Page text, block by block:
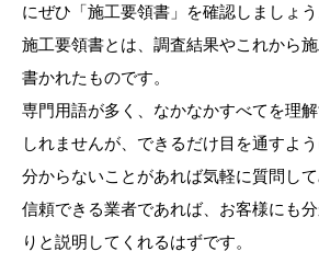
にぜひ「施工要領書」を確認しましょう
施工要領書とは、調査結果やこれから
書かれたものです。
専門用語が多く、なかなかすべてを理
しれませんが、できるだけ目を通すよう
分からないことがあれば気軽に質問して
信頼できる業者であれば、お客様にも
りと説明してくれるはずです。